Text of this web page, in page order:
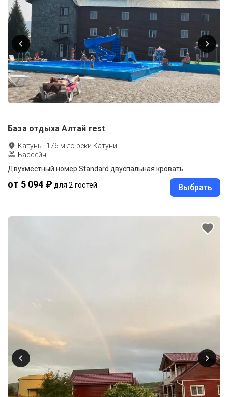
База отдыха Алтай rest
Катунь · 176 м до реки Катуни
Бассейн
Двухместный номер Standard двуспальная кровать
от 5 094 ₽ для 2 гостей Выбрать